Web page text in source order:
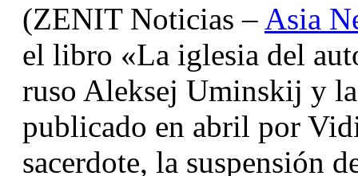
(ZENIT Noticias – Asia
el libro «La iglesia del
ruso Aleksej Uminskij y
publicado en abril por
sacerdote, la suspensión